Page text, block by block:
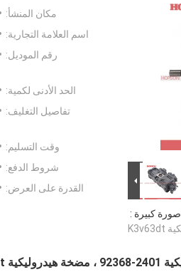
صورة كبيرة :
مكان المنشأ:
اسم العلامة التجارية:
رقم الموديل:
الحد الأدنى لكمية:
تفاصيل التغليف:
وقت التسليم:
شروط الدفع:
القدرة على العرض: